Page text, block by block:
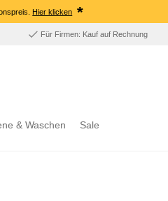
Hier klicken *
Für Firmen: Kauf auf Rechnung
& Waschen Sale